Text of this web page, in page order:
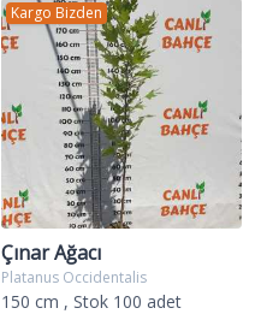
Kargo Bizden
Çınar Ağacı
Platanus Occidentalis
150 cm , Stok 100 adet